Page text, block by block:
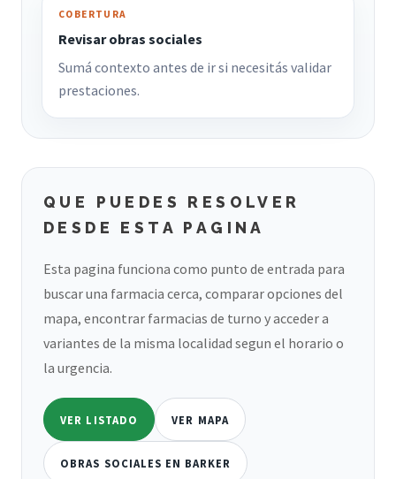
COBERTURA
Revisar obras sociales
Sumá contexto antes de ir si necesitás validar
prestaciones.
QUE PUEDES RESOLVER
DESDE ESTA PAGINA
Esta pagina funciona como punto de entrada para
buscar una farmacia cerca, comparar opciones del
mapa, encontrar farmacias de turno y acceder a
variantes de la misma localidad segun el horario o
la urgencia.
VER LISTADO VER MAPA
OBRAS SOCIALES EN BARKER